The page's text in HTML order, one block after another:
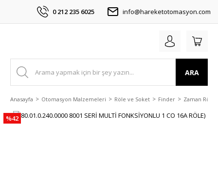
0 212 235 6025 info@hareketotomasyon.com
ARA
Anasayfa Otomasyon Malzemeleri Röle ve Soket Finder Zaman Rölesi
%42